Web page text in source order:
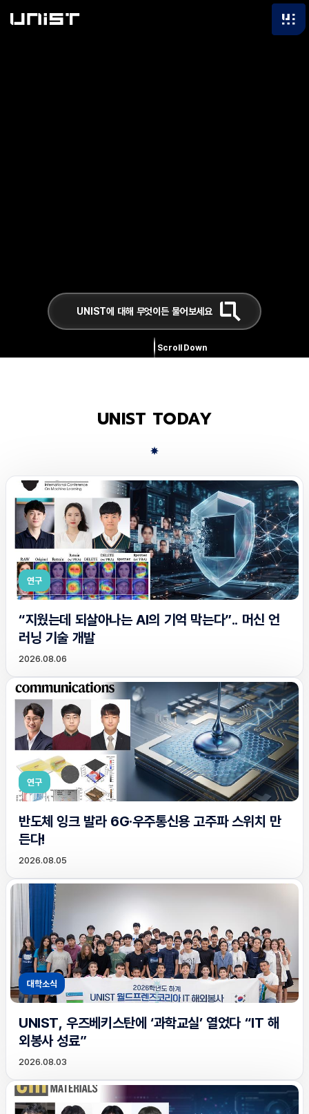
Scroll Down
UNIST TODAY
연구
“지웠는데 되살아나는 AI의 기억 막는다”.. 머신 언
러닝 기술 개발
2026.08.06
연구
반도체 잉크 발라 6G·우주통신용 고주파 스위치 만
든다!
2026.08.05
대학소식
UNIST, 우즈베키스탄에 ‘과학교실’ 열었다 “IT 해
외봉사 성료”
2026.08.03